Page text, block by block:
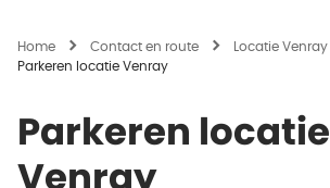
Home Contact en route
Locatie Venray
Parkeren locatie Venray
Parkeren locatie
Venray